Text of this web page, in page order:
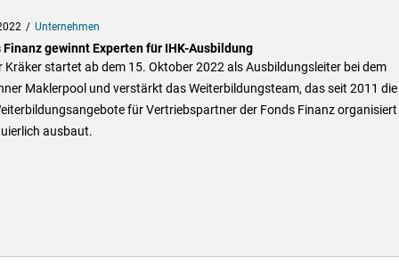
Unternehmen
Finanz gewinnt Experten für IHK-Ausbildung
Kräker startet ab dem 15. Oktober 2022 als Ausbildungsleiter bei dem
Maklerpool und verstärkt das Weiterbildungsteam, das seit 2011 die
für Vertriebspartner der Fonds Finanz
ausbaut.